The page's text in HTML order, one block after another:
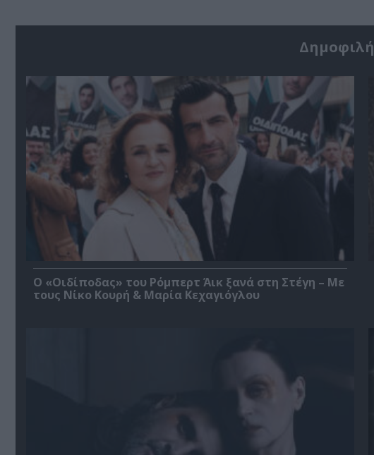
O «Οιδίποδας» του Ρόμπερτ Άικ ξανά στη Στέγη – Με
τους Νίκο Κουρή & Μαρία Κεχαγιόγλου